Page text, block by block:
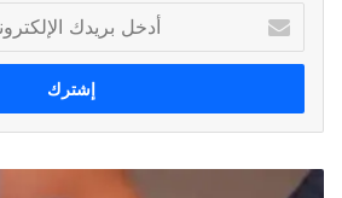
بريدك
الإلكتروني
فضيحة